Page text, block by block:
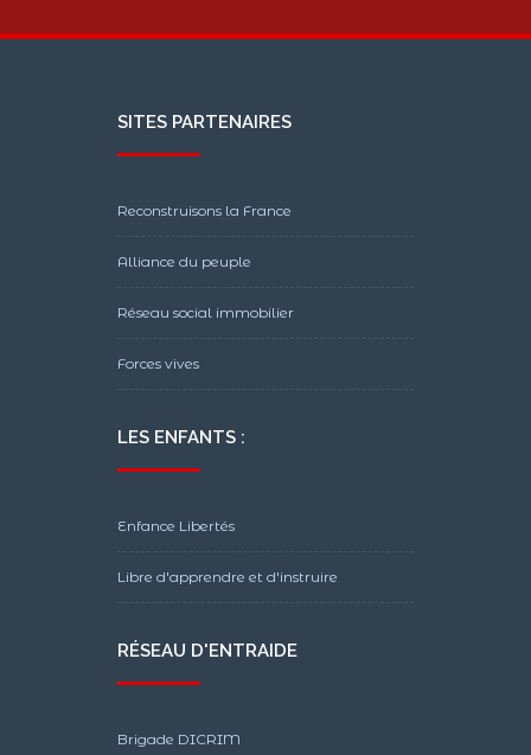
SITES PARTENAIRES
Reconstruisons la France
Alliance du peuple
Réseau social immobilier
Forces vives
LES ENFANTS :
Enfance Libertés
Libre d'apprendre et d'instruire
RÉSEAU D'ENTRAIDE
Brigade DICRIM